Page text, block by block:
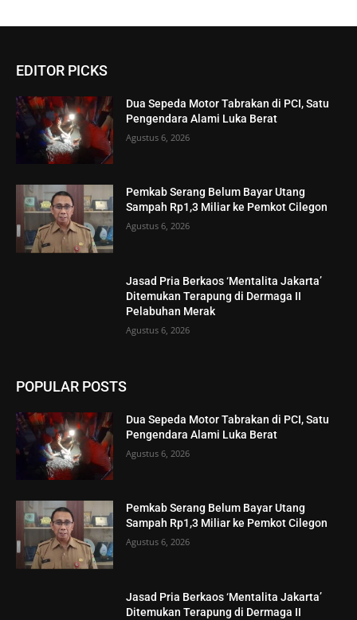
EDITOR PICKS
Dua Sepeda Motor Tabrakan di PCI, Satu
Pengendara Alami Luka Berat
Agustus 6, 2026
Pemkab Serang Belum Bayar Utang
Sampah Rp1,3 Miliar ke Pemkot Cilegon
Agustus 6, 2026
Jasad Pria Berkaos ‘Mentalita Jakarta’
Ditemukan Terapung di Dermaga II
Pelabuhan Merak
Agustus 6, 2026
POPULAR POSTS
Dua Sepeda Motor Tabrakan di PCI, Satu
Pengendara Alami Luka Berat
Agustus 6, 2026
Pemkab Serang Belum Bayar Utang
Sampah Rp1,3 Miliar ke Pemkot Cilegon
Agustus 6, 2026
Jasad Pria Berkaos ‘Mentalita Jakarta’
Ditemukan Terapung di Dermaga II